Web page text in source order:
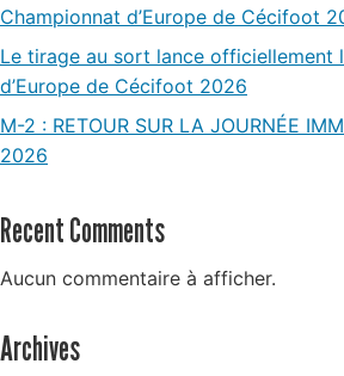
Championnat d’Europe de Cécifoot
Le tirage au sort lance officiellement
d’Europe de Cécifoot 2026
M-2 : RETOUR SUR LA JOURNÉE
2026
Recent Comments
Aucun commentaire à afficher.
Archives